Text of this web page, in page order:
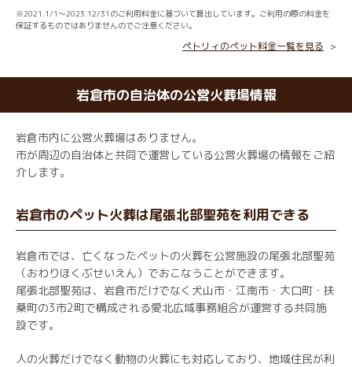
※2021.1/1～2023.12/31のご利用料金に基づいて算出しています。ご利用の際の料金を
保証するものではありませんのでご注意ください。
ペトリィのペット料金一覧を見る
岩倉市の自治体の公営火葬場情報
岩倉市内に公営火葬場はありません。
市が周辺の自治体と共同で運営している公営火葬場の情報をご紹
介します。
岩倉市のペット火葬は尾張北部聖苑を利用できる
岩倉市では、亡くなったペットの火葬を公営施設の尾張北部聖苑
（おわりほくぶせいえん）でおこなうことができます。
尾張北部聖苑は、岩倉市だけでなく犬山市・江南市・大口町・扶
桑町の3市2町で構成される愛北広域事務組合が運営する共同施
設です。
人の火葬だけでなく動物の火葬にも対応しており、地域住民が利